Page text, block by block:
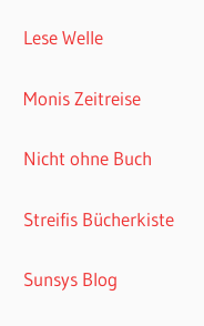
Lese Welle
Monis Zeitreise
Nicht ohne Buch
Streifis Bücherkiste
Sunsys Blog